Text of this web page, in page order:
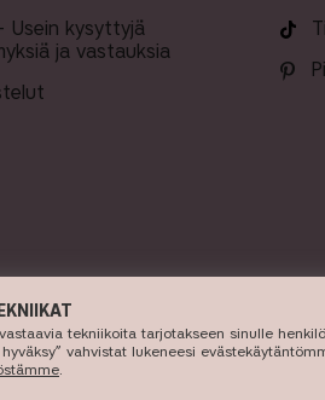
Usein kysyttyjä
ja vastauksia
tekniikoita tarjotakseen sinulle
vahvistat lukeneesi
​.